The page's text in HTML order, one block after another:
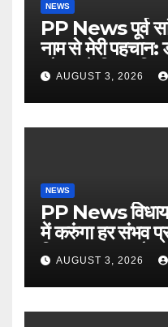
NEWS
PP News पूर्व
नाम से मेरी पहचान:
चौपाल में दिया परिचय
AUGUST 3, 2026
NEWS
PP News
में करुंगा हर संभव
किसान मजदूर चौपाल
AUGUST 3, 2026